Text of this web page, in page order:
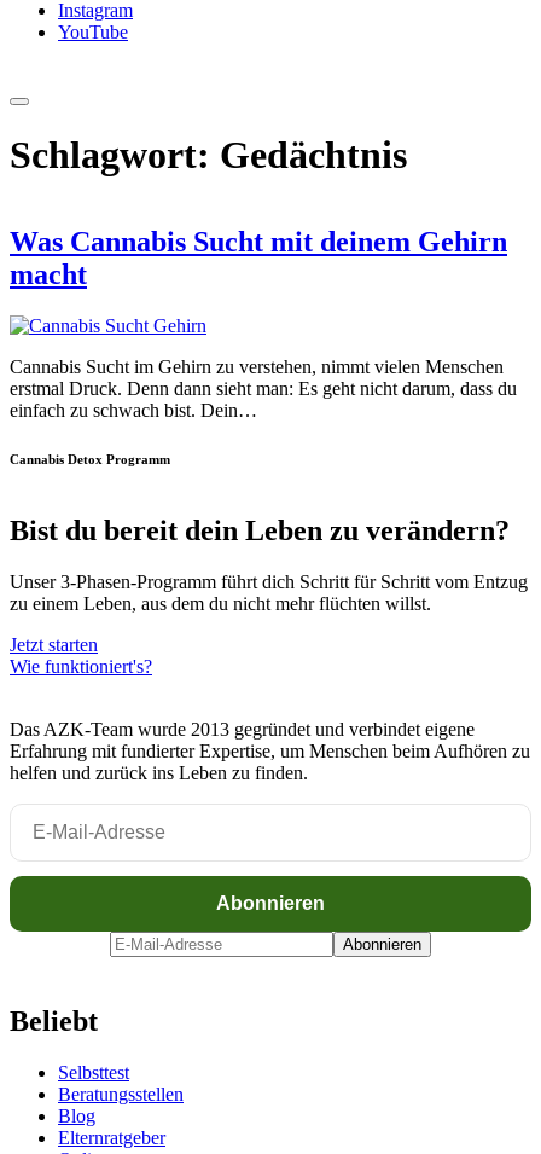
Instagram
YouTube
Schlagwort: Gedächtnis
Was Cannabis Sucht mit deinem Gehirn
macht
Cannabis Sucht im Gehirn zu verstehen, nimmt vielen Menschen
erstmal Druck. Denn dann sieht man: Es geht nicht darum, dass du
einfach zu schwach bist. Dein…
Cannabis Detox Programm
Bist du bereit dein Leben zu verändern?
Unser 3-Phasen-Programm führt dich Schritt für Schritt vom Entzug
zu einem Leben, aus dem du nicht mehr flüchten willst.
Jetzt starten
Wie funktioniert's?
Das AZK-Team wurde 2013 gegründet und verbindet eigene
Erfahrung mit fundierter Expertise, um Menschen beim Aufhören zu
helfen und zurück ins Leben zu finden.
Beliebt
Selbsttest
Beratungsstellen
Blog
Elternratgeber